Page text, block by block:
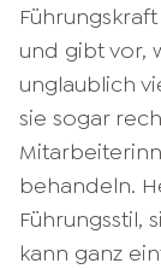
und gibt vor,
unglaublich
sie sogar
behandeln.
Führungsstil,
kann ganz